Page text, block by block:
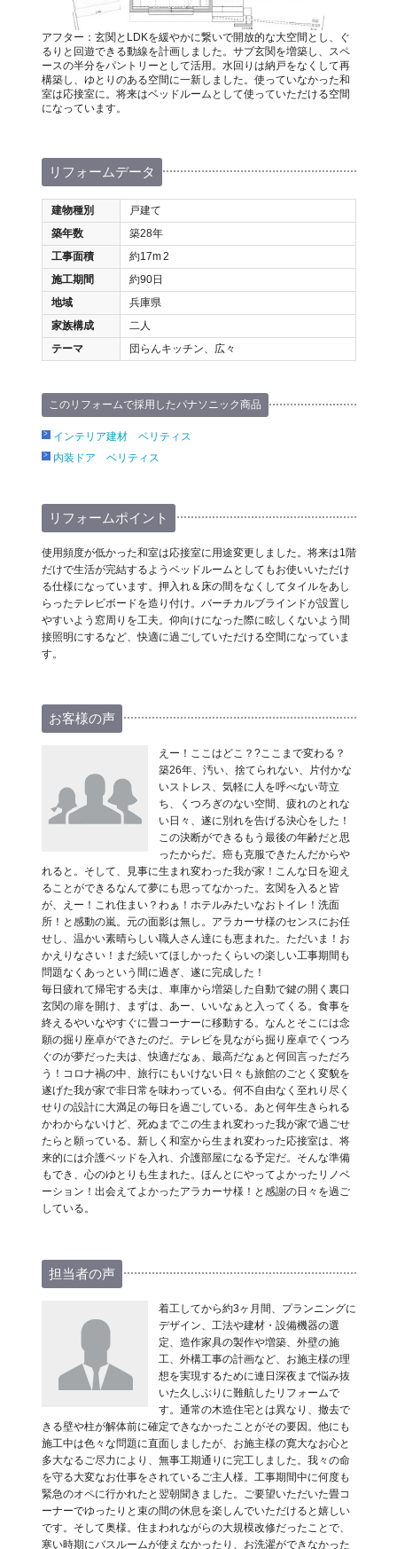
アフター：玄関とLDKを緩やかに繋いで開放的な大空間とし、ぐ
るりと回遊できる動線を計画しました。サブ玄関を増築し、スペ
ースの半分をパントリーとして活用。水回りは納戸をなくして再
構築し、ゆとりのある空間に一新しました。使っていなかった和
室は応接室に。将来はベッドルームとして使っていただける空間
になっています。
リフォームデータ
建物種別
戸建て
築年数
築28年
工事面積
約17m2
施工期間
約90日
地域
兵庫県
家族構成
二人
テーマ
団らんキッチン、広々
このリフォームで採用したパナソニック商品
インテリア建材 ベリティス
内装ドア ベリティス
リフォームポイント
使用頻度が低かった和室は応接室に用途変更しました。将来は1階
だけで生活が完結するようベッドルームとしてもお使いいただけ
る仕様になっています。押入れ＆床の間をなくしてタイルをあし
らったテレビボードを造り付け。バーチカルブラインドが設置し
やすいよう窓周りを工夫。仰向けになった際に眩しくないよう間
接照明にするなど、快適に過ごしていただける空間になっていま
す。
お客様の声
えー！ここはどこ？?ここまで変わる？
築26年、汚い、捨てられない、片付かな
いストレス、気軽に人を呼べない苛立
ち、くつろぎのない空間、疲れのとれな
い日々、遂に別れを告げる決心をした！
この決断ができるもう最後の年齢だと思
ったからだ。癌も克服できたんだからや
れると。そして、見事に生まれ変わった我が家！こんな日を迎え
ることができるなんて夢にも思ってなかった。玄関を入ると皆
が、えー！これ住まい？わぁ！ホテルみたいなおトイレ！洗面
所！と感動の嵐。元の面影は無し。アラカーサ様のセンスにお任
せし、温かい素晴らしい職人さん達にも恵まれた。ただいま！お
かえりなさい！まだ続いてほしかったくらいの楽しい工事期間も
問題なくあっという間に過ぎ、遂に完成した！
毎日疲れて帰宅する夫は、車庫から増築した自動で鍵の開く裏口
玄関の扉を開け、まずは、あー、いいなぁと入ってくる。食事を
終えるやいなやすぐに畳コーナーに移動する。なんとそこには念
願の掘り座卓ができたのだ。テレビを見ながら掘り座卓でくつろ
ぐのが夢だった夫は、快適だなぁ、最高だなぁと何回言っただろ
う！コロナ禍の中、旅行にもいけない日々も旅館のごとく変貌を
遂げた我が家で非日常を味わっている。何不自由なく至れり尽く
せりの設計に大満足の毎日を過ごしている。あと何年生きられる
かわからないけど、死ぬまでこの生まれ変わった我が家で過ごせ
たらと願っている。新しく和室から生まれ変わった応接室は、将
来的には介護ベッドを入れ、介護部屋になる予定だ。そんな準備
もでき、心のゆとりも生まれた。ほんとにやってよかったリノベ
ーション！出会えてよかったアラカーサ様！と感謝の日々を過ご
している。
担当者の声
着工してから約3ヶ月間、プランニングに
デザイン、工法や建材・設備機器の選
定、造作家具の製作や増築、外壁の施
工、外構工事の計画など、お施主様の理
想を実現するために連日深夜まで悩み抜
いた久しぶりに難航したリフォームで
す。通常の木造住宅とは異なり、撤去で
きる壁や柱が解体前に確定できなかったことがその要因。他にも
施工中は色々な問題に直面しましたが、お施主様の寛大なお心と
多大なるご尽力により、無事工期通りに完工しました。我々の命
を守る大変なお仕事をされているご主人様。工事期間中に何度も
緊急のオペに行かれたと翌朝聞きました。ご要望いただいた畳コ
ーナーでゆったりと束の間の休息を楽しんでいただけると嬉しい
です。そして奥様。住まわれながらの大規模改修だったことで、
寒い時期にバスルームが使えなかったり、お洗濯ができなかった